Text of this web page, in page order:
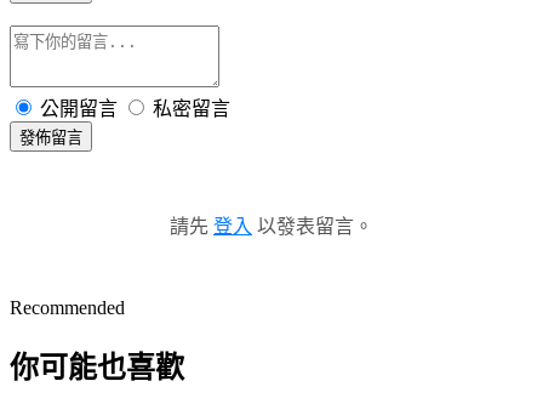
公開留言 私密留言
發佈留言
請先 登入 以發表留言。
Recommended
你可能也喜歡